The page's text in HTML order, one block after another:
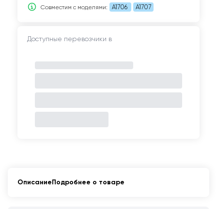
Совместим c моделями: A1706 A1707
Доступные перевозчики в
ОписаниеПодробнее о товаре